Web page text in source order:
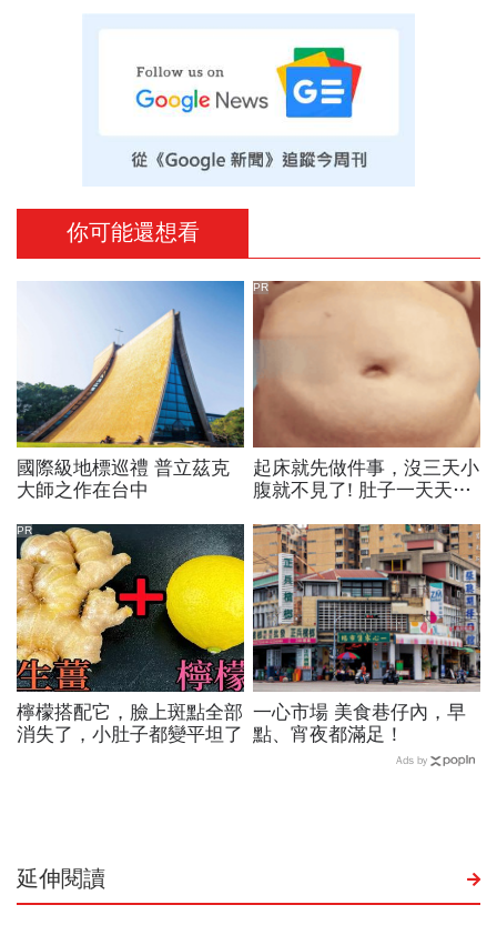
你可能還想看
國際級地標巡禮 普立茲克
大師之作在台中
起床就先做件事，沒三天小
腹就不見了! 肚子一天天變
PR
檸檬搭配它，臉上斑點全部
消失了，小肚子都變平坦了
PR
一心市場 美食巷仔內，早
點、宵夜都滿足！
Ads by
延伸閱讀